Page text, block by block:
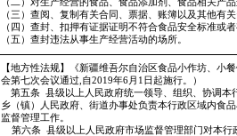
（二）对生产经营的食品、食品添加剂、食品相关产
（三）查阅、复制有关合同、票据、账簿以及其他有
（四）查封、扣押有证据证明不符合食品安全标准或
（五）查封违法从事生产经营活动的场所。
【地方性法规】《新疆维吾尔自治区食品小作坊、小
会第七次会议通过,自2019年6月1日起施行。）
第五条 县级以上人民政府统一领导、组织、协调
乡（镇）人民政府、街道办事处负责本行政区域内食
监督管理工作。
第六条 县级以上人民政府市场监督管理部门对本